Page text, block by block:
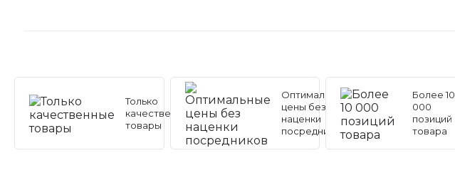
Только
качественные
товары
Оптимальные
цены без
наценки
посредников
Более 10
000
позиций
товара